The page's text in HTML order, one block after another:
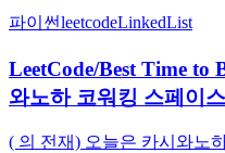
파이썬leetcodeLinkedList
LeetCode/Best Time to
와노하 코워킹 스페이
( 의 전재) 오늘은 카시와노